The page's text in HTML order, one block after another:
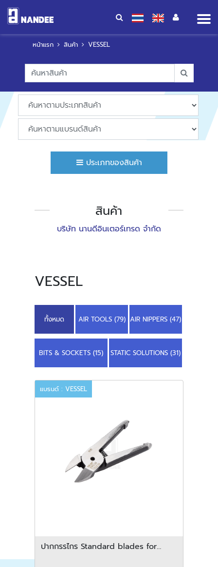
หน้าแรก สินค้า VESSEL
ประเภทของสินค้า
สินค้า
บริษัท นานดีอินเตอร์เทรด จำกัด
VESSEL
ทั้งหมด AIR TOOLS (79) AIR NIPPERS (47)
BITS & SOCKETS (15) STATIC SOLUTIONS (31)
แบรนด์ : VESSEL
ปากกรรไกร Standard blades for